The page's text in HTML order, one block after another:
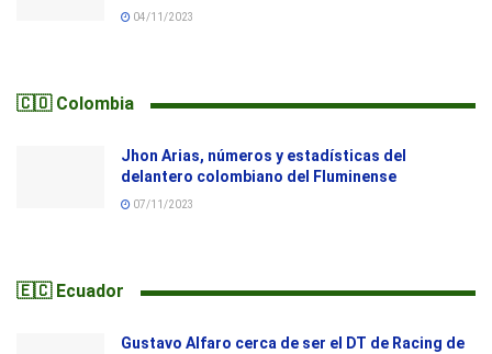
04/11/2023
🇨🇴 Colombia
Jhon Arias, números y estadísticas del
delantero colombiano del Fluminense
07/11/2023
🇪🇨 Ecuador
Gustavo Alfaro cerca de ser el DT de Racing de